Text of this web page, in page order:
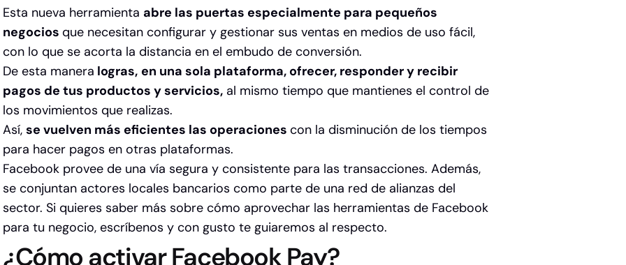
Esta nueva herramienta abre las puertas especialmente para pequeños
negocios que necesitan configurar y gestionar sus ventas en medios de uso fácil,
con lo que se acorta la distancia en el embudo de conversión.
De esta manera logras, en una sola plataforma, ofrecer, responder y recibir
pagos de tus productos y servicios, al mismo tiempo que mantienes el control de
los movimientos que realizas.
Así, se vuelven más eficientes las operaciones con la disminución de los tiempos
para hacer pagos en otras plataformas.
Facebook provee de una vía segura y consistente para las transacciones. Además,
se conjuntan actores locales bancarios como parte de una red de alianzas del
sector. Si quieres saber más sobre cómo aprovechar las herramientas de Facebook
para tu negocio, escríbenos y con gusto te guiaremos al respecto.
¿Cómo activar Facebook Pay?